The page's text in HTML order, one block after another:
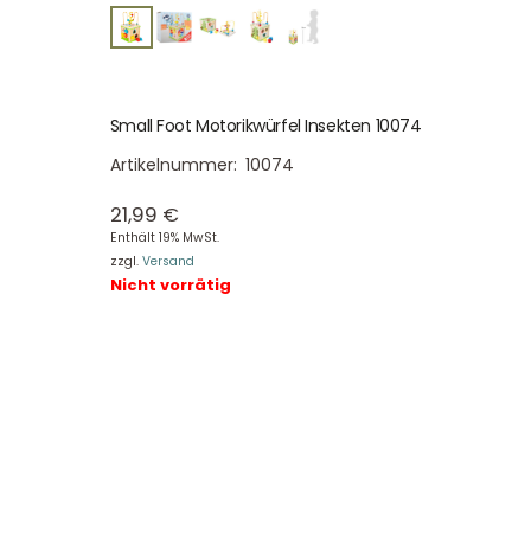
Small Foot Motorikwürfel Insekten 10074
Artikelnummer: 10074
21,99 €
Enthält 19% MwSt.
zzgl. Versand
Nicht vorrätig